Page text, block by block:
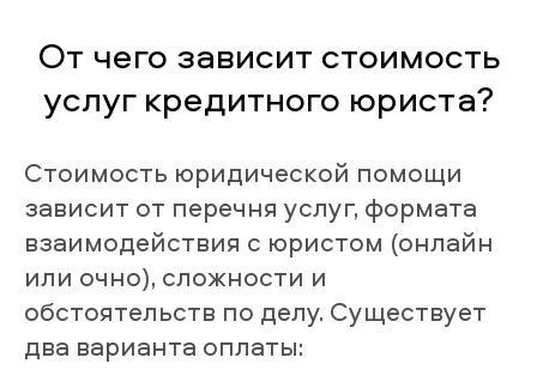
От чего зависит стоимость
услуг кредитного юриста?
Стоимость юридической помощи
зависит от перечня услуг, формата
взаимодействия с юристом (онлайн
или очно), сложности и
обстоятельств по делу. Существует
два варианта оплаты: